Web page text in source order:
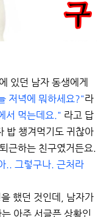
있던 남자 동생에게
저녁에 뭐하세요?"라
서 먹는데요." 라고 답
밥 챙겨먹기도 귀찮아
근하는 친구였거든요.
.. 그렇구나. 근처라
했던 것인데, 남자가
아주 서글픈 상황인